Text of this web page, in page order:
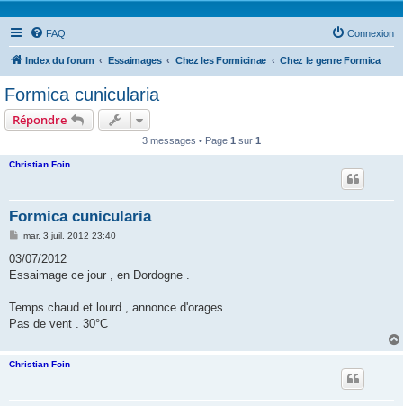
FAQ Connexion
Index du forum Essaimages Chez les Formicinae Chez le genre Formica
Formica cunicularia
Répondre
3 messages • Page 1 sur 1
Christian Foin
Formica cunicularia
M
s
a
mar. 3 juil. 2012 23:40
03/07/2012
Essaimage ce jour , en Dordogne .
Temps chaud et lourd , annonce d'orages.
Pas de vent . 30°C
Christian Foin